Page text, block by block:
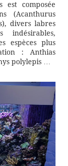
est composée
(Acanthurus
divers labres
espèces plus
: Anthias
polylepis …